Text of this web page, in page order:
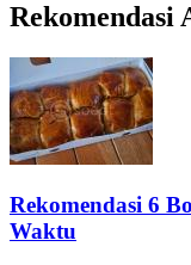
Rekomendasi
Rekomendasi 6
Waktu